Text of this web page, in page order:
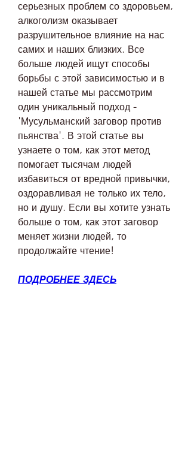
серьезных проблем со здоровьем,
алкоголизм оказывает
разрушительное влияние на нас
самих и наших близких. Все
больше людей ищут способы
борьбы с этой зависимостью и в
нашей статье мы рассмотрим
один уникальный подход -
'Мусульманский заговор против
пьянства'. В этой статье вы
узнаете о том, как этот метод
помогает тысячам людей
избавиться от вредной привычки,
оздоравливая не только их тело,
но и душу. Если вы хотите узнать
больше о том, как этот заговор
меняет жизни людей, то
продолжайте чтение!
ПОДРОБНЕЕ ЗДЕСЬ